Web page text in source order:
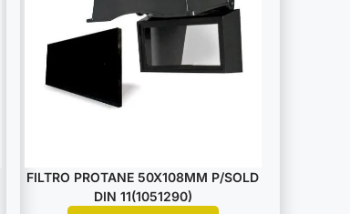
FILTRO PROTANE 50X108MM P/SOLD
DIN 11(1051290)